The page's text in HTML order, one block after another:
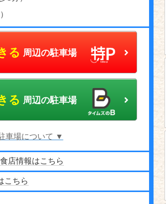
る 周辺の駐車場
る 周辺の駐車場
車場について ▼
店情報はこちら
こちら